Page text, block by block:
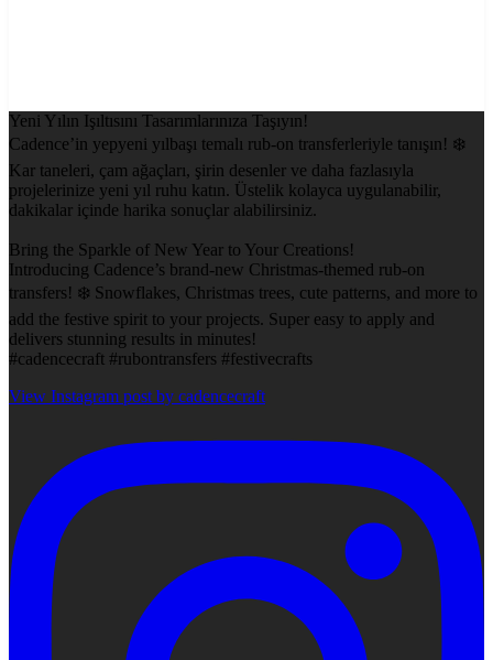
Yeni Yılın Işıltısını Tasarımlarınıza Taşıyın!
Cadence’in yepyeni yılbaşı temalı rub-on transferleriyle tanışın! ❄️
Kar taneleri, çam ağaçları, şirin desenler ve daha fazlasıyla
projelerinize yeni yıl ruhu katın. Üstelik kolayca uygulanabilir,
dakikalar içinde harika sonuçlar alabilirsiniz.
Bring the Sparkle of New Year to Your Creations!
Introducing Cadence’s brand-new Christmas-themed rub-on
transfers! ❄️ Snowflakes, Christmas trees, cute patterns, and more to
add the festive spirit to your projects. Super easy to apply and
delivers stunning results in minutes!
#cadencecraft #rubontransfers #festivecrafts
View Instagram post by cadencecraft